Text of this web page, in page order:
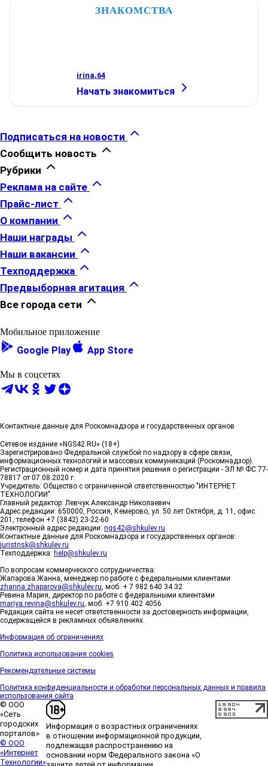
ЗНАКОМСТВА
irina,64
Начать знакомиться
Подписаться на новости
Сообщить новость
Рубрики
Реклама на сайте
Прайс-лист
О компании
Наши награды
Наши вакансии
Техподдержка
Предвыборная агитация
Все города сети
Мобильное приложение
Google Play App Store
Мы в соцсетях
Контактные данные для Роскомнадзора и государственных органов
Сетевое издание «NGS42.RU» (18+)
Зарегистрировано Федеральной службой по надзору в сфере связи,
информационных технологий и массовых коммуникаций (Роскомнадзор).
Регистрационный номер и дата принятия решения о регистрации - ЭЛ № ФС 77-
78817 от 07.08.2020 г.
Учредитель: Общество с ограниченной ответственностью "ИНТЕРНЕТ
ТЕХНОЛОГИИ"
Главный редактор: Левчук Александр Николаевич
Адрес редакции: 650000, Россия, Кемерово, ул. 50 лет Октября, д. 11, офис
201, телефон +7 (3842) 23-22-60
Электронный адрес редакции: ngs42@shkulev.ru
Контактные данные для Роскомнадзора и государственных органов:
juristnsk@shkulev.ru
Техподдержка: help@shkulev.ru
По вопросам коммерческого сотрудничества:
Жапарова Жанна, менеджер по работе с федеральными клиентами
zhanna.zhaparova@shkulev.ru, моб. + 7 982 640 34 32
Ревина Мария, директор по работе с федеральными клиентами
mariya.revina@shkulev.ru, моб. +7 910 402 4056
Редакция сайта не несет ответственности за достоверность информации,
содержащейся в рекламных объявлениях.
Информация об ограничениях
Политика использования cookies
Рекомендательные системы
Политика конфиденциальности и обработки персональных данных и правила
использования сайта
© ООО
«Сеть
городских
порталов»
© ООО
«Интернет
Технологии»
Информация о возрастных ограничениях
в отношении информационной продукции,
подлежащая распространению на
основании норм Федерального закона «О